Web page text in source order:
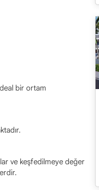
bir ortam
ve keşfedilmeye değer